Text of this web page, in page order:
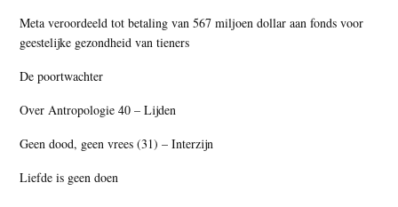
Meta veroordeeld tot betaling van 567 miljoen dollar aan fonds voor
geestelijke gezondheid van tieners
De poortwachter
Over Antropologie 40 – Lijden
Geen dood, geen vrees (31) – Interzijn
Liefde is geen doen